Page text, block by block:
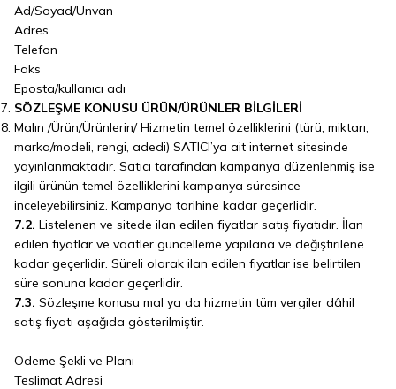
Ad/Soyad/Unvan
Adres
Telefon
Faks
Eposta/kullanıcı adı
SÖZLEŞME KONUSU ÜRÜN/ÜRÜNLER BİLGİLERİ
Malın /Ürün/Ürünlerin/ Hizmetin temel özelliklerini (türü, miktarı,
marka/modeli, rengi, adedi) SATICI’ya ait internet sitesinde
yayınlanmaktadır. Satıcı tarafından kampanya düzenlenmiş ise
ilgili ürünün temel özelliklerini kampanya süresince
inceleyebilirsiniz. Kampanya tarihine kadar geçerlidir.
7.2. Listelenen ve sitede ilan edilen fiyatlar satış fiyatıdır. İlan
edilen fiyatlar ve vaatler güncelleme yapılana ve değiştirilene
kadar geçerlidir. Süreli olarak ilan edilen fiyatlar ise belirtilen
süre sonuna kadar geçerlidir.
7.3. Sözleşme konusu mal ya da hizmetin tüm vergiler dâhil
satış fiyatı aşağıda gösterilmiştir.
Ödeme Şekli ve Planı
Teslimat Adresi